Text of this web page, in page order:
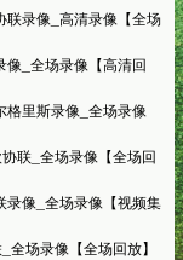
录像_高清录像【全场
_全场录像【高清回
里斯录像_全场录像
联_全场录像【全场回
像_全场录像【视频集
场录像【全场回放】